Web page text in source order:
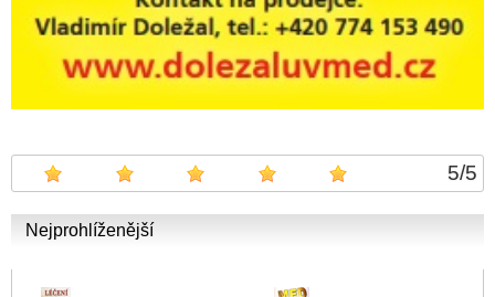
5/5
Nejprohlíženější